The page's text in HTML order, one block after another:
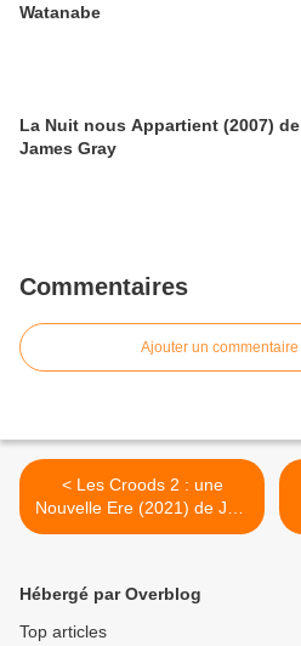
Watanabe
La Nuit nous Appartient (2007) de
James Gray
Commentaires
Ajouter un commentaire
< Les Croods 2 : une
Nouvelle Ere (2021) de Joel
Crawford
Hébergé par Overblog
Top articles